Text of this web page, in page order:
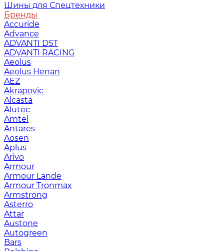
Шины для Спецтехники
Бренды
Accuride
Advance
ADVANTI DST
ADVANTI RACING
Aeolus
Aeolus Henan
AEZ
Akrapovic
Alcasta
Alutec
Amtel
Antares
Aosen
Aplus
Arivo
Armour
Armour Lande
Armour Tronmax
Armstrong
Asterro
Attar
Austone
Autogreen
Bars